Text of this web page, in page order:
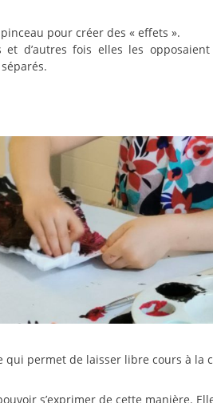
pour créer des « effets ».
et d’autres fois elles les
qui permet de laisser libre cours à la